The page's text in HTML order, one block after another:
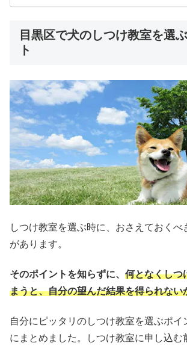
目黒区で犬のしつけ教室を選
ト
しつけ教室を選ぶ時に、おさえておくべ
があります。
そのポイントを知らずに、 何となくしつ
まうと、自分の望んだ結果を得られない
自分にピッタリのしつけ教室を選ぶポイ
にまとめました。しつけ教室に申し込む